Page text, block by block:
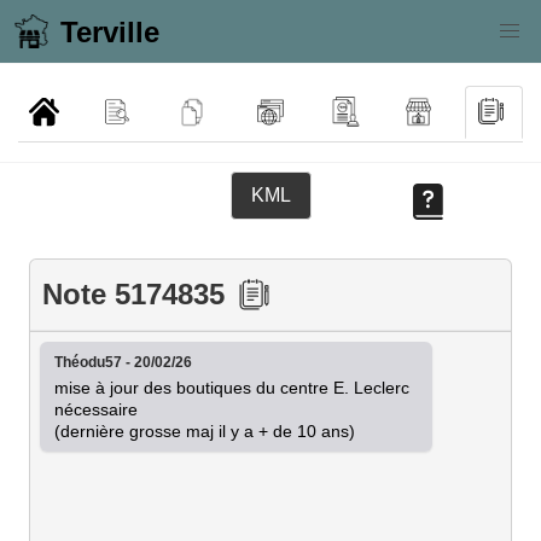
Terville
KML
Note 5174835
Théodu57 - 20/02/26
mise à jour des boutiques du centre E. Leclerc
nécessaire
(dernière grosse maj il y a + de 10 ans)